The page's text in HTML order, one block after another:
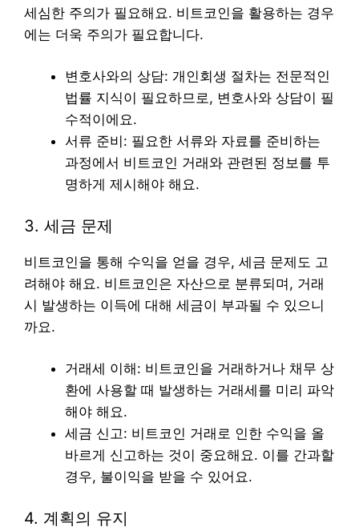
세심한 주의가 필요해요. 비트코인을 활용하는 경우
에는 더욱 주의가 필요합니다.
변호사와의 상담: 개인회생 절차는 전문적인
법률 지식이 필요하므로, 변호사와 상담이 필
수적이에요.
서류 준비: 필요한 서류와 자료를 준비하는
과정에서 비트코인 거래와 관련된 정보를 투
명하게 제시해야 해요.
3. 세금 문제
비트코인을 통해 수익을 얻을 경우, 세금 문제도 고
려해야 해요. 비트코인은 자산으로 분류되며, 거래
시 발생하는 이득에 대해 세금이 부과될 수 있으니
까요.
거래세 이해: 비트코인을 거래하거나 채무 상
환에 사용할 때 발생하는 거래세를 미리 파악
해야 해요.
세금 신고: 비트코인 거래로 인한 수익을 올
바르게 신고하는 것이 중요해요. 이를 간과할
경우, 불이익을 받을 수 있어요.
4. 계획의 유지